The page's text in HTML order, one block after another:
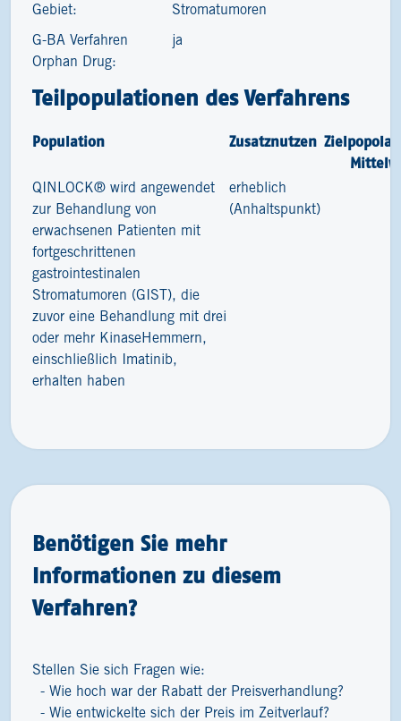
Gebiet:
Stromatumoren
G-BA Verfahren
Orphan Drug:
ja
Teilpopulationen des Verfahrens
Population Zusatznutzen
QINLOCK® wird angewendet
zur Behandlung von
erwachsenen Patienten mit
fortgeschrittenen
gastrointestinalen
Stromatumoren (GIST), die
zuvor eine Behandlung mit drei
oder mehr KinaseHemmern,
einschließlich Imatinib,
erhalten haben
erheblich
(Anhaltspunkt)
Benötigen Sie mehr
Informationen zu diesem
Verfahren?
Stellen Sie sich Fragen wie:
Wie hoch war der Rabatt der Preisverhandlung?
Wie entwickelte sich der Preis im Zeitverlauf?